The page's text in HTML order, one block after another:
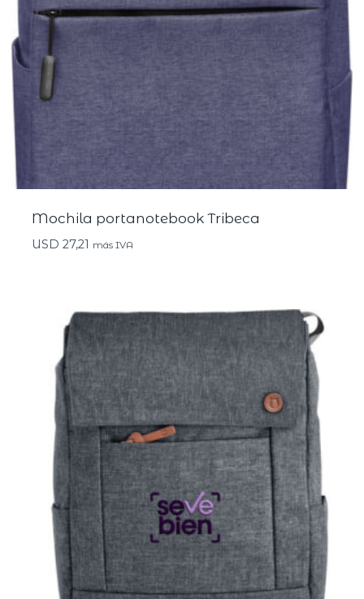
Mochila portanotebook Tribeca
USD 27,21 más IVA